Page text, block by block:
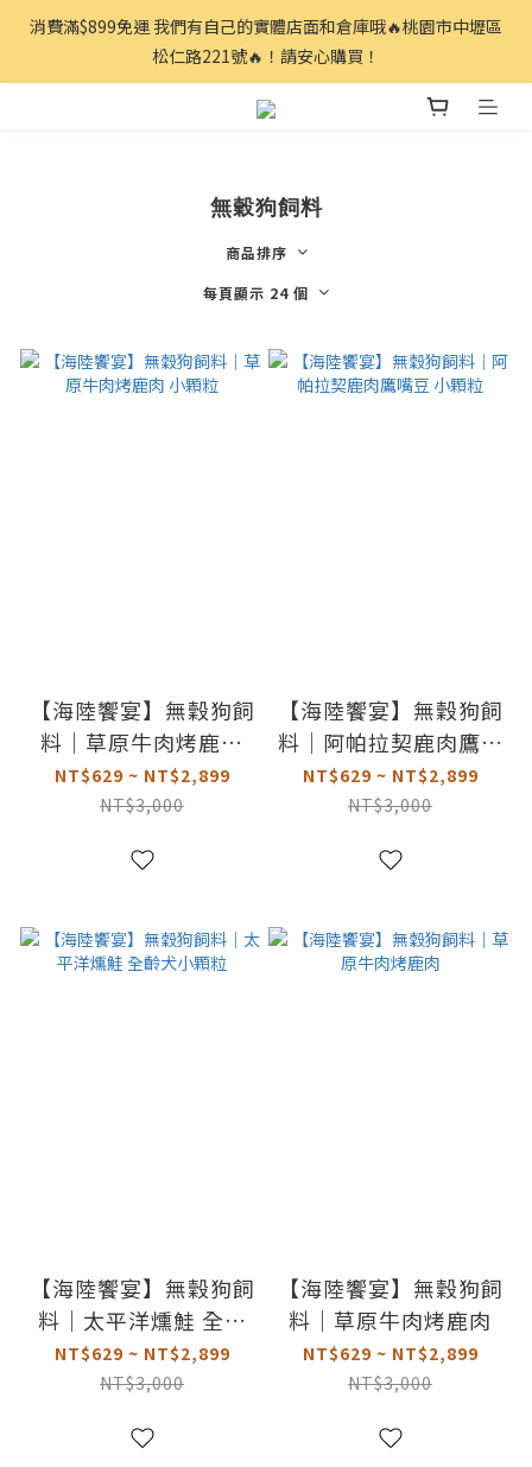
消費滿$899免運 我們有自己的實體店面和倉庫哦🔥桃園市中壢區
松仁路221號🔥！請安心購買！
無穀狗飼料
商品排序
每頁顯示 24 個
【海陸饗宴】無穀狗飼
料｜草原牛肉烤鹿肉
小顆粒
NT$629 ~ NT$2,899
NT$3,000
【海陸饗宴】無穀狗飼
料｜阿帕拉契鹿肉鷹嘴
豆 小顆粒
NT$629 ~ NT$2,899
NT$3,000
【海陸饗宴】無穀狗飼
料｜太平洋燻鮭 全齡
犬小顆粒
NT$629 ~ NT$2,899
NT$3,000
【海陸饗宴】無穀狗飼
料｜草原牛肉烤鹿肉
NT$629 ~ NT$2,899
NT$3,000